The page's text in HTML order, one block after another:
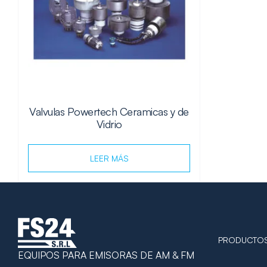
Valvulas Powertech Ceramicas y de
Vidrio
LEER MÁS
EQUIPOS PARA EMISORAS DE AM & FM